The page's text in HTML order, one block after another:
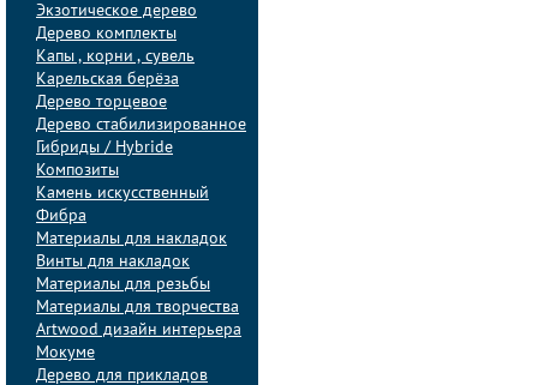
Экзотическое дерево
Дерево комплекты
Капы , корни , сувель
Карельская берёза
Дерево торцевое
Дерево стабилизированное
Гибриды / Hybride
Композиты
Камень искусственный
Фибра
Материалы для накладок
Винты для накладок
Материалы для резьбы
Материалы для творчества
Artwood дизайн интерьера
Мокуме
Дерево для прикладов